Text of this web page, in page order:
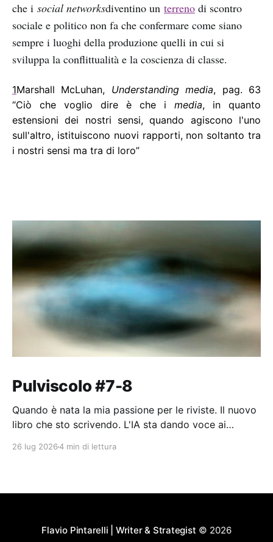
che i social networksdiventino un terreno di scontro
sociale e politico non fa che confermare come siano
sempre i luoghi della produzione quelli in cui si
sviluppa la conflittualità e la coscienza di classe.
1Marshall McLuhan, Understanding media, pag. 63
“Ciò che voglio dire è che i media, in quanto
estensioni dei nostri sensi, quando agiscono l'uno
sull'altro, istituiscono nuovi rapporti, non soltanto tra
i nostri sensi ma tra di loro”
Pulviscolo #7-8
Quando è nata la mia passione per le riviste. Il nuovo
libro che sto scrivendo. L'IA sta dando voce ai
26 lug 20264 min di lettura
Flavio Pintarelli | Writer & Strategist © 2026